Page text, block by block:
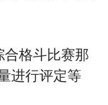
格斗比赛那
进行评定等